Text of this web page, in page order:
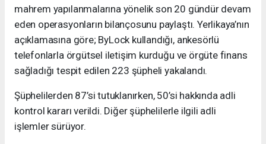
mahrem yapılanmalarına yönelik son 20 gündür devam
eden operasyonların bilançosunu paylaştı. Yerlikaya’nın
açıklamasına göre; ByLock kullandığı, ankesörlü
telefonlarla örgütsel iletişim kurduğu ve örgüte finans
sağladığı tespit edilen 223 şüpheli yakalandı.
Şüphelilerden 87’si tutuklanırken, 50’si hakkında adli
kontrol kararı verildi. Diğer şüphelilerle ilgili adli
işlemler sürüyor.